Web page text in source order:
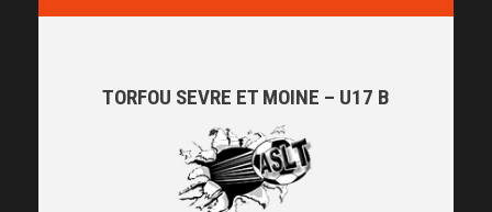
TORFOU SEVRE ET MOINE – U17 B